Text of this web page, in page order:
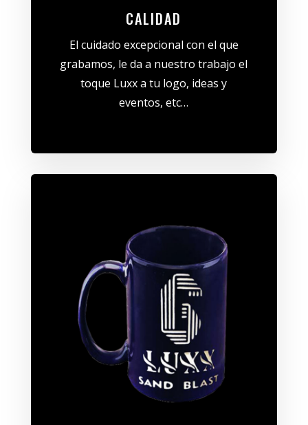
CALIDAD
El cuidado excepcional con el que
grabamos, le da a nuestro trabajo el
toque Luxx a tu logo, ideas y
eventos, etc…